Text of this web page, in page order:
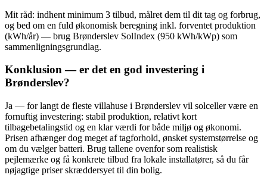
Mit råd: indhent minimum 3 tilbud, målret dem til dit tag og forbrug,
og bed om en fuld økonomisk beregning inkl. forventet produktion
(kWh/år) — brug Brønderslev SolIndex (950 kWh/kWp) som
sammenligningsgrundlag.
Konklusion — er det en god investering i
Brønderslev?
Ja — for langt de fleste villahuse i Brønderslev vil solceller være en
fornuftig investering: stabil produktion, relativt kort
tilbagebetalingstid og en klar værdi for både miljø og økonomi.
Prisen afhænger dog meget af tagforhold, ønsket systemstørrelse og
om du vælger batteri. Brug tallene ovenfor som realistisk
pejlemærke og få konkrete tilbud fra lokale installatører, så du får
nøjagtige priser skræddersyet til din bolig.